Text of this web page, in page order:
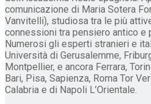
comunicazione di Maria Sotera
Vanvitelli), studiosa tra le più
connessioni tra pensiero antico e
Numerosi gli esperti stranieri e
Università di Gerusalemme,
Montpellier, e ancora Ferrara,
Bari, Pisa, Sapienza, Roma Tor
Calabria e di Napoli L’Orientale.